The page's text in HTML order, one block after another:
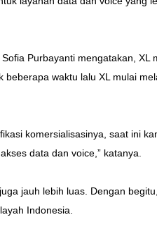
Purbayanti mengatakan, XL
beberapa waktu lalu XL mulai
komersialisasinya, saat ini
data dan voice,” katanya.
jauh lebih luas. Dengan
Indonesia.